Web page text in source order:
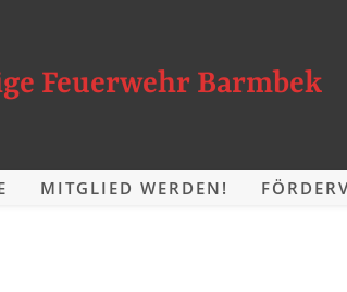
Feuerwehr Barmbek
MITGLIED WERDEN!